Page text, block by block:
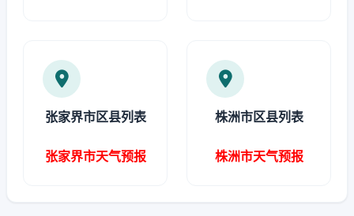
张家界市区县列表
张家界市天气预报
株洲市区县列表
株洲市天气预报